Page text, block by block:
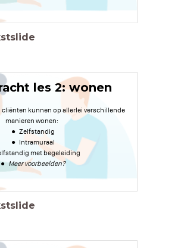
les 2: wonen
kunnen op allerlei verschillende
manieren wonen:
Zelfstandig
Intramuraal
met begeleiding
Meer voorbeelden?